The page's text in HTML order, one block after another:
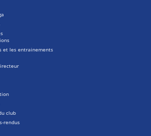
et les entrainements
club
rendus